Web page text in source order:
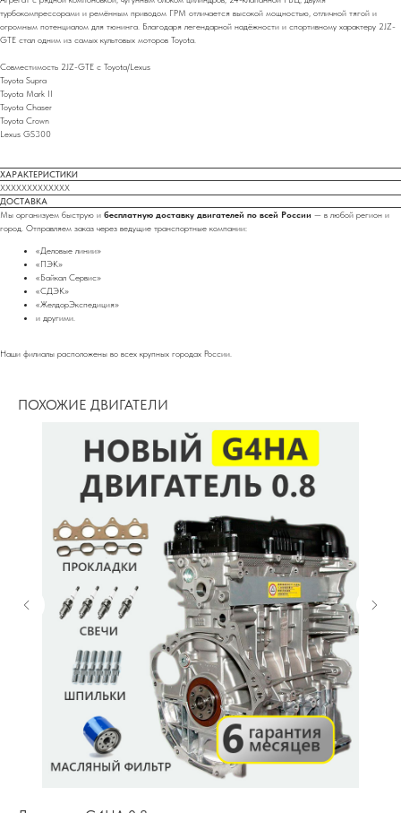
турбокомпрессорами и ремённым приводом ГРМ отличается высокой мощностью, отличной тягой и
огромным потенциалом для тюнинга. Благодаря легендарной надёжности и спортивному характеру 2JZ-
GTE стал одним из самых культовых моторов Toyota.
Совместимость 2JZ-GTE с Toyota/Lexus
Toyota Supra
Toyota Mark II
Toyota Chaser
Toyota Crown
Lexus GS300
ХАРАКТЕРИСТИКИ
XXXXXXXXXXXXX
ДОСТАВКА
Мы организуем быструю и бесплатную доставку двигателей по всей России — в любой регион и
город. Отправляем заказ через ведущие транспортные компании:
«Деловые линии»
«ПЭК»
«Байкал Сервис»
«СДЭК»
«ЖелдорЭкспедиция»
и другими.
Наши филиалы расположены во всех крупных городах России.
ПОХОЖИЕ ДВИГАТЕЛИ